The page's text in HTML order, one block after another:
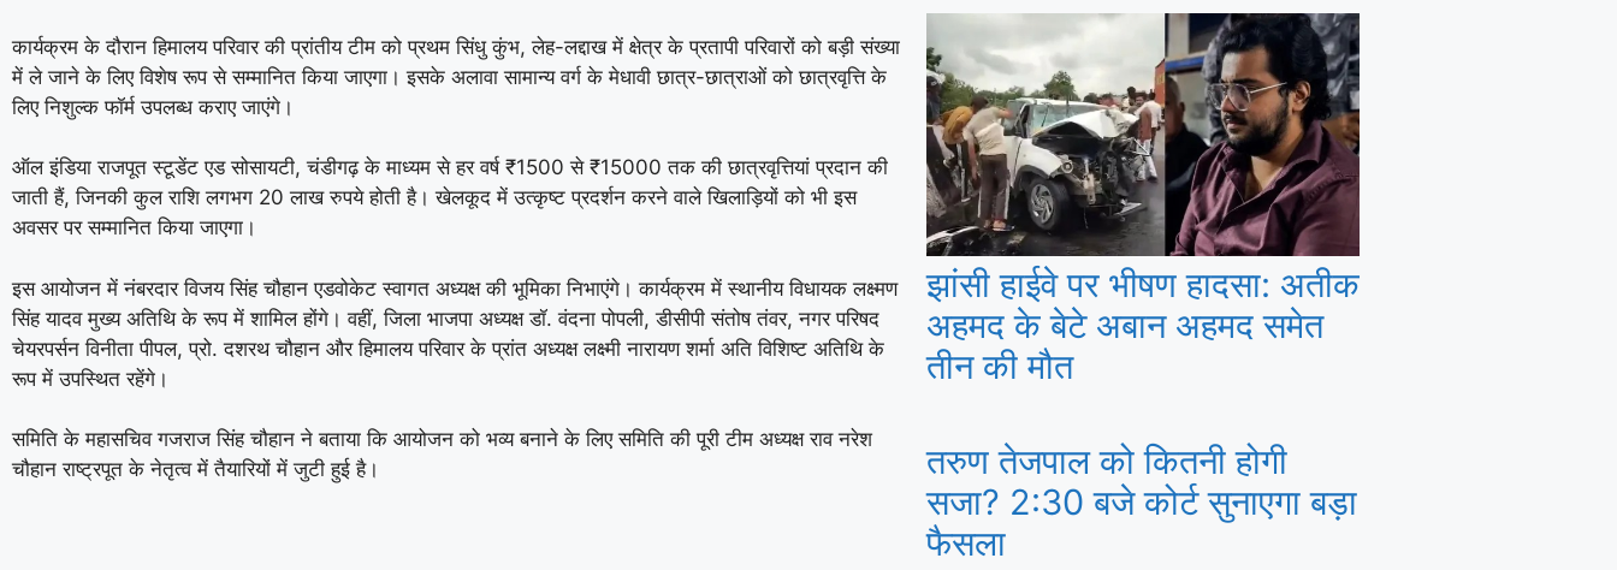
फैसला
कार्यक्रम के दौरान हिमालय परिवार की प्रांतीय टीम को प्रथम सिंधु कुंभ, लेह-लद्दाख में क्षेत्र के प्रतापी परिवारों को बड़ी संख्या
में ले जाने के लिए विशेष रूप से सम्मानित किया जाएगा। इसके अलावा सामान्य वर्ग के मेधावी छात्र-छात्राओं को छात्रवृत्ति के
लिए निशुल्क फॉर्म उपलब्ध कराए जाएंगे।
ऑल इंडिया राजपूत स्टूडेंट एड सोसायटी, चंडीगढ़ के माध्यम से हर वर्ष ₹1500 से ₹15000 तक की छात्रवृत्तियां प्रदान की
जाती हैं, जिनकी कुल राशि लगभग 20 लाख रुपये होती है। खेलकूद में उत्कृष्ट प्रदर्शन करने वाले खिलाड़ियों को भी इस
अवसर पर सम्मानित किया जाएगा।
इस आयोजन में नंबरदार विजय सिंह चौहान एडवोकेट स्वागत अध्यक्ष की भूमिका निभाएंगे। कार्यक्रम में स्थानीय विधायक लक्ष्मण
सिंह यादव मुख्य अतिथि के रूप में शामिल होंगे। वहीं, जिला भाजपा अध्यक्ष डॉ. वंदना पोपली, डीसीपी संतोष तंवर, नगर परिषद
चेयरपर्सन विनीता पीपल, प्रो. दशरथ चौहान और हिमालय परिवार के प्रांत अध्यक्ष लक्ष्मी नारायण शर्मा अति विशिष्ट अतिथि के
रूप में उपस्थित रहेंगे।
समिति के महासचिव गजराज सिंह चौहान ने बताया कि आयोजन को भव्य बनाने के लिए समिति की पूरी टीम अध्यक्ष राव नरेश
चौहान राष्ट्रपूत के नेतृत्व में तैयारियों में जुटी हुई है।
झांसी हाईवे पर भीषण हादसा: अतीक
अहमद के बेटे अबान अहमद समेत
तीन की मौत
तरुण तेजपाल को कितनी होगी
सजा? 2:30 बजे कोर्ट सुनाएगा बड़ा
फैसला